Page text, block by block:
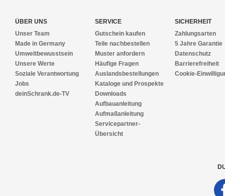
ÜBER UNS
Unser Team
Made in Germany
Umweltbewusstsein
Unsere Werte
Soziale Verantwortung
Jobs
deinSchrank.de-TV
SERVICE
Gutschein kaufen
Teile nachbestellen
Muster anfordern
Häufige Fragen
Auslandsbestellungen
Kataloge und Prospekte
Downloads
Aufbauanleitung
Aufmaßanleitung
Servicepartner-
Übersicht
SICHERHEIT
Zahlungsarten
5 Jahre Garantie
Datenschutz
Barrierefreiheit
Cookie-